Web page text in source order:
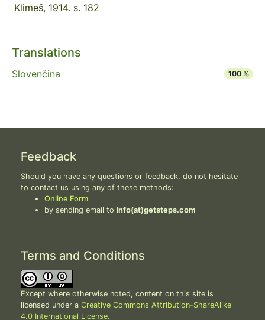
Klimeš, 1914. s. 182
Translations
Slovenčina 100 %
Feedback
Should you have any questions or feedback, do not hesitate
to contact us using any of these methods:
Online Form
by sending email to info(at)getsteps.com
Terms and Conditions
Except where otherwise noted, content on this site is
licensed under a Creative Commons Attribution-ShareAlike
4.0 International License.